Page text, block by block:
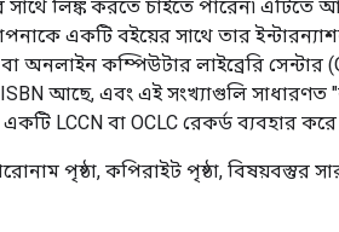
সাথে লিঙ্ক করতে চাইতে পারেন৷ এটিতে
একটি বইয়ের সাথে তার
অনলাইন কম্পিউটার লাইব্রেরি সেন্টার
আছে, এবং এই সংখ্যাগুলি সাধারণত
LCCN বা OCLC রেকর্ড ব্যবহার
পৃষ্ঠা, কপিরাইট পৃষ্ঠা, বিষয়বস্তুর